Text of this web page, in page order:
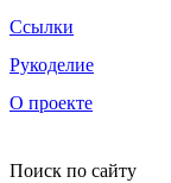
Ссылки
Рукоделие
О проекте
Поиск по сайту